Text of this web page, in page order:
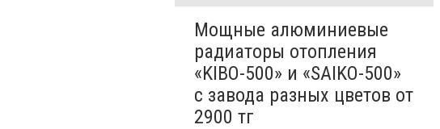
Мощные алюминиевые
радиаторы отопления
«KIBO-500» и «SAIKO-500»
с завода разных цветов от
2900 тг